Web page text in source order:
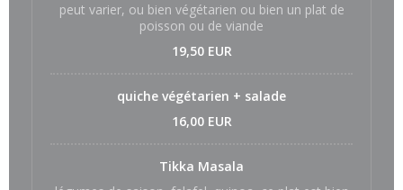
peut varier, ou bien végétarien ou bien un plat de
poisson ou de viande
19,50 EUR
quiche végétarien + salade
16,00 EUR
Tikka Masala